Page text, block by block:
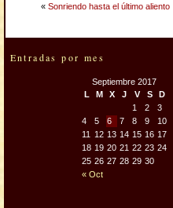
« Sonriendo hasta el último aliento
Entradas por mes
Septiembre 2017
L
M X J V S D
« Oct
1 2
3
4
5 6 7 8 9
10
11
12 13 14 15 16 17
18 19 20 21 22 23 24
25 26 27 28 29 30